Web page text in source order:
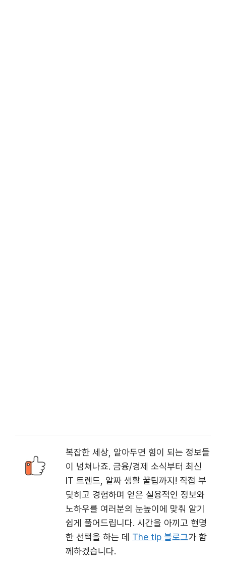
복잡한 세상, 알아두면 힘이 되는 정보들
이 넘쳐나죠. 금융/경제 소식부터 최신
IT 트렌드, 알짜 생활 꿀팁까지! 직접 부
딪히고 경험하며 얻은 실용적인 정보와
노하우를 여러분의 눈높이에 맞춰 알기
쉽게 풀어드립니다. 시간을 아끼고 현명
한 선택을 하는 데 The tip 블로그가 함
께하겠습니다.